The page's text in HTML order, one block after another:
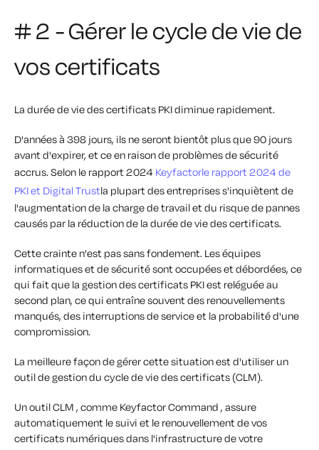
# 2 - Gérer le cycle de vie de
vos certificats
La durée de vie des certificats PKI diminue rapidement.
D'années à 398 jours, ils ne seront bientôt plus que 90 jours
avant d'expirer, et ce en raison de problèmes de sécurité
accrus.Selon le rapport 2024 Keyfactorle rapport 2024 de
PKI et Digital Trustla plupart des entreprises s'inquiètent de
l'augmentation de la charge de travail et du risque de pannes
causés par la réduction de la durée de vie des certificats.
Cette crainte n'est pas sans fondement. Les équipes
informatiques et de sécurité sont occupées et débordées, ce
qui fait que la gestion des certificats PKI est reléguée au
second plan, ce qui entraîne souvent des renouvellements
manqués, des interruptions de service et la probabilité d'une
compromission.
La meilleure façon de gérer cette situation est d'utiliser un
outil de gestion du cycle de vie des certificats (CLM).
Un outil CLM , comme Keyfactor Command , assure
automatiquement le suivi et le renouvellement de vos
certificats numériques dans l'infrastructure de votre